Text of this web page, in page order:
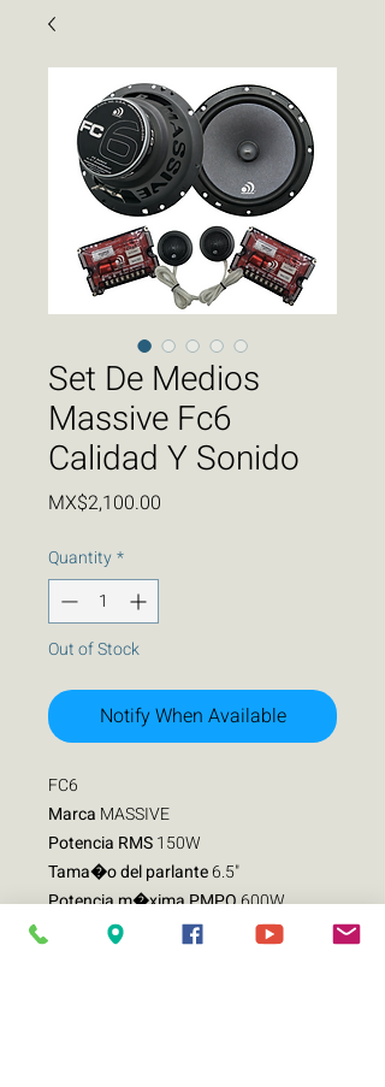
Set De Medios
Massive Fc6
Calidad Y Sonido
MX$2,100.00
Quantity*
Out of Stock
Notify When Available
FC6
Marca MASSIVE
Potencia RMS150W
Tama�o del parlante6.5"
Potencia m�xima PMPO600W
Tipo de parlante MEDIOS